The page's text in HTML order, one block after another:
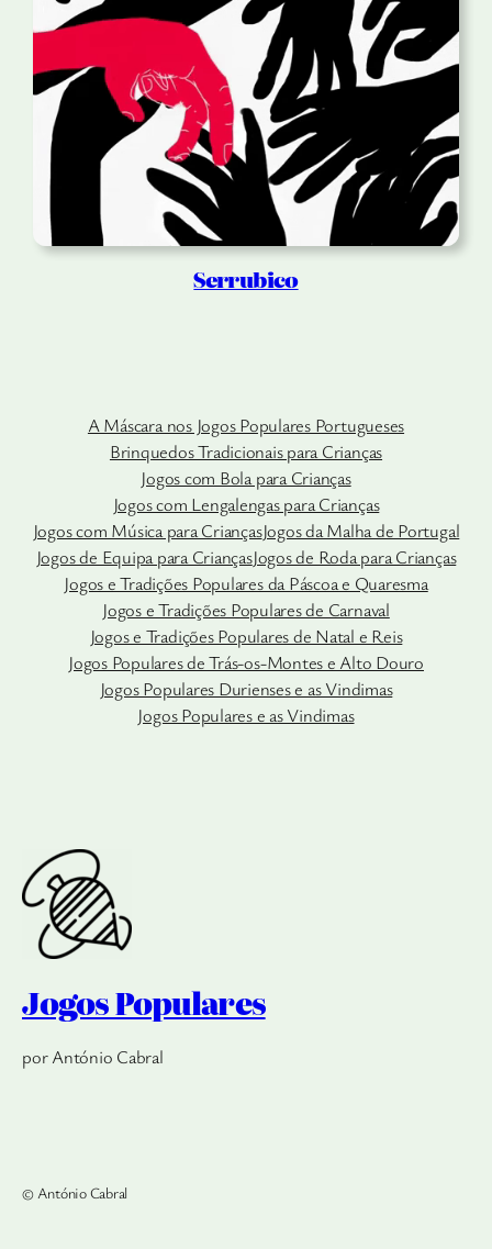
Serrubico
A Máscara nos Jogos Populares Portugueses
Brinquedos Tradicionais para Crianças
Jogos com Bola para Crianças
Jogos com Lengalengas para Crianças
Jogos com Música para CriançasJogos da Malha de Portugal
Jogos de Equipa para CriançasJogos de Roda para Crianças
Jogos e Tradições Populares da Páscoa e Quaresma
Jogos e Tradições Populares de Carnaval
Jogos e Tradições Populares de Natal e Reis
Jogos Populares de Trás-os-Montes e Alto Douro
Jogos Populares Durienses e as Vindimas
Jogos Populares e as Vindimas
Jogos Populares
por António Cabral
© António Cabral